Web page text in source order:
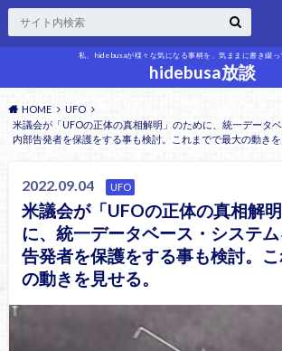
私、hidebusaが様々な気になる事柄を、気ままに書き綴っ
hidebusa放談
HOME
UFO
米議会が「UFOの正体の真相解明」のために、統一データ
内部告発者を保護をする事も検討。これまでで最大の動きを
2022.09.04 UFO
米議会が「UFOの正体の真相解
に、統一データベース・システ
告発者を保護をする事も検討。
の動きを見せる。